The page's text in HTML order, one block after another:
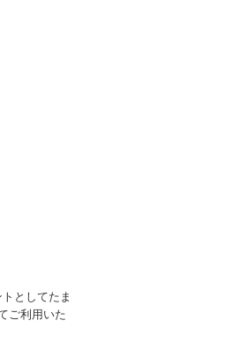
としてたま
ご利用いた